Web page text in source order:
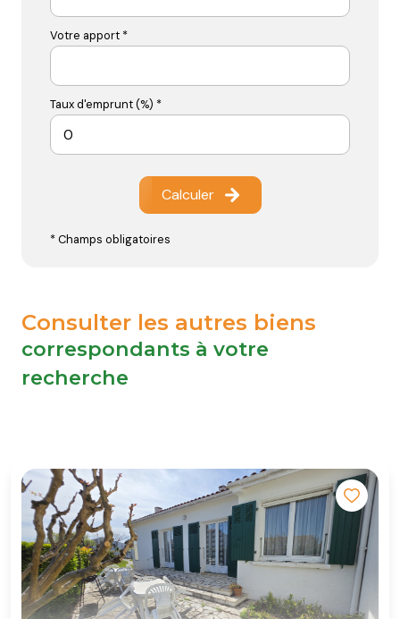
Votre apport *
Taux d'emprunt (%) *
Calculer
* Champs obligatoires
Consulter les autres biens
correspondants à votre
recherche